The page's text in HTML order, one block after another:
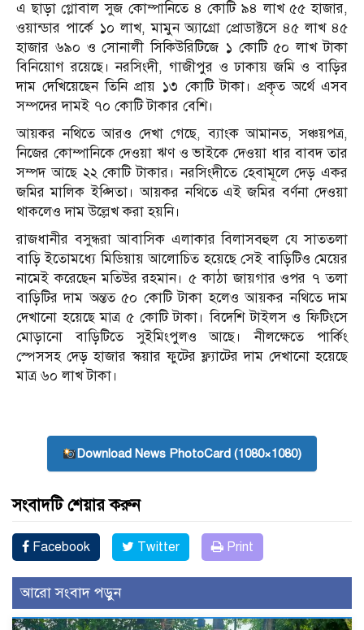
এ ছাড়া গ্লোবাল সুজ কোম্পানিতে ৪ কোটি ৯৪ লাখ ৫৫ হাজার,
ওয়ান্ডার পার্কে ১০ লাখ, মামুন অ্যাগ্রো প্রোডাক্টসে ৪৫ লাখ ৪৫
হাজার ৬৯০ ও সোনালী সিকিউরিটিজে ১ কোটি ৫০ লাখ টাকা
বিনিয়োগ রয়েছে। নরসিংদী, গাজীপুর ও ঢাকায় জমি ও বাড়ির
দাম দেখিয়েছেন তিনি প্রায় ১৩ কোটি টাকা। প্রকৃত অর্থে এসব
সম্পদের দামই ৭০ কোটি টাকার বেশি।
আয়কর নথিতে আরও দেখা গেছে, ব্যাংক আমানত, সঞ্চয়পত্র,
নিজের কোম্পানিকে দেওয়া ঋণ ও ভাইকে দেওয়া ধার বাবদ তার
সম্পদ আছে ২২ কোটি টাকার। নরসিংদীতে হেবামূলে দেড় একর
জমির মালিক ইপ্সিতা। আয়কর নথিতে এই জমির বর্ণনা দেওয়া
থাকলেও দাম উল্লেখ করা হয়নি।
রাজধানীর বসুন্ধরা আবাসিক এলাকার বিলাসবহুল যে সাততলা
বাড়ি ইতোমধ্যে মিডিয়ায় আলোচিত হয়েছে সেই বাড়িটিও মেয়ের
নামেই করেছেন মতিউর রহমান। ৫ কাঠা জায়গার ওপর ৭ তলা
বাড়িটির দাম অন্তত ৫০ কোটি টাকা হলেও আয়কর নথিতে দাম
দেখানো হয়েছে মাত্র ৫ কোটি টাকা। বিদেশি টাইলস ও ফিটিংসে
মোড়ানো বাড়িটিতে সুইমিংপুলও আছে। নীলক্ষেতে পার্কিং
স্পেসসহ দেড় হাজার স্কয়ার ফুটের ফ্ল্যাটের দাম দেখানো হয়েছে
মাত্র ৬০ লাখ টাকা।
Download News PhotoCard (1080×1080)
সংবাদটি শেয়ার করুন
Facebook Twitter Print
আরো সংবাদ পড়ুন